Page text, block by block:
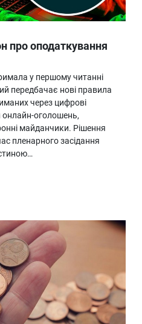
про оподаткування
у першому читанні
передбачає нові правила
через цифрові
онлайн-оголошень,
майданчики. Рішення
пленарного засідання